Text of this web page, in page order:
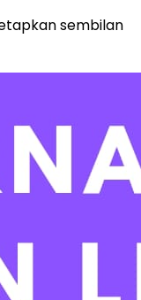
sembilan